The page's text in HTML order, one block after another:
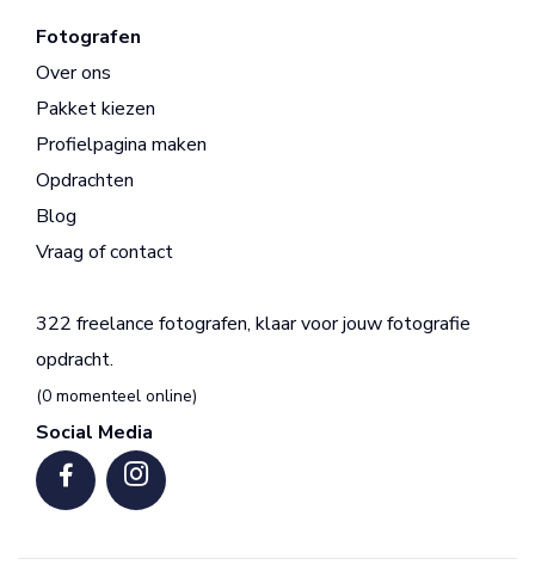
Fotografen
Over ons
Pakket kiezen
Profielpagina maken
Opdrachten
Blog
Vraag of contact
322 freelance fotografen, klaar voor jouw fotografie
opdracht.
(0 momenteel online)
Social Media